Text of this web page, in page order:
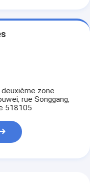
zone
rue Songgang,
518105